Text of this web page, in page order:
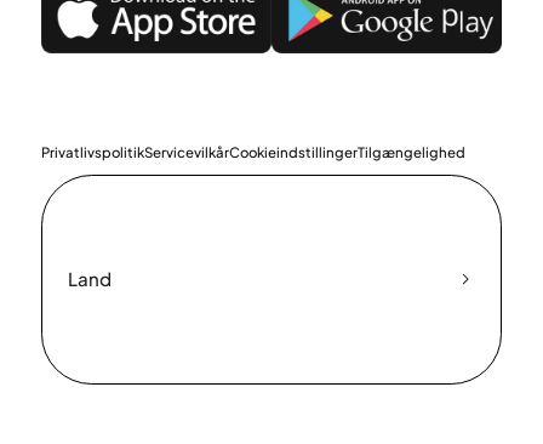
PrivatlivspolitikServicevilkårCookieindstillingerTilgængelighed
Land